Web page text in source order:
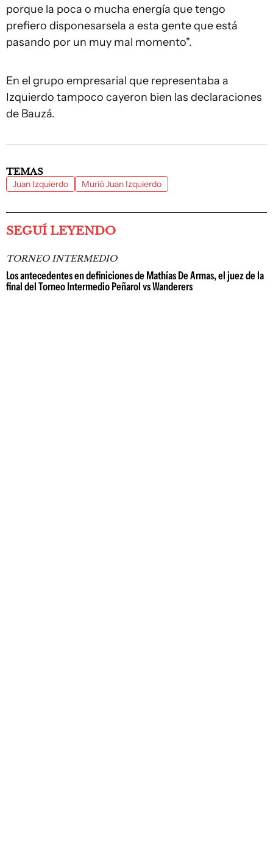
porque la poca o mucha energía que tengo
prefiero disponesarsela a esta gente que está
pasando por un muy mal momento".
En el grupo empresarial que representaba a
Izquierdo tampoco cayeron bien las declaraciones
de Bauzá.
TEMAS
Juan Izquierdo Murió Juan Izquierdo
SEGUÍ LEYENDO
TORNEO INTERMEDIO
Los antecedentes en definiciones de Mathías De Armas, el juez de la
final del Torneo Intermedio Peñarol vs Wanderers